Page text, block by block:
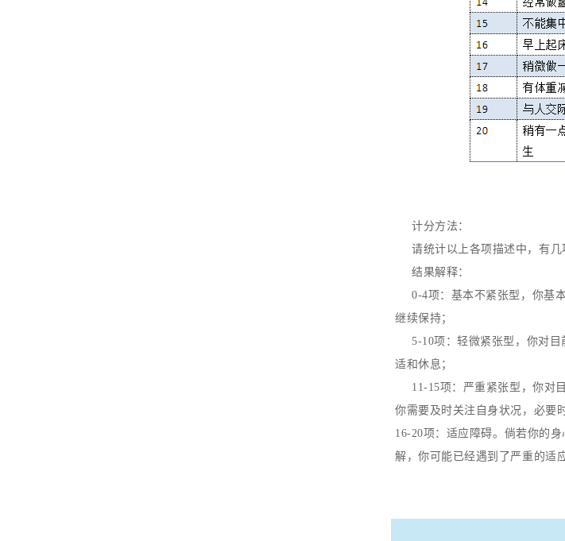
计分方法：
请统计以上各项描述中，有几
结果解释：
0-4项：基本不紧张型，你基
继续保持；
5-10项：轻微紧张型，你对
适和休息；
11-15项：严重紧张型，你对
你需要及时关注自身状况，必要
16-20项：适应障碍。倘若你的
解，你可能已经遇到了严重的适